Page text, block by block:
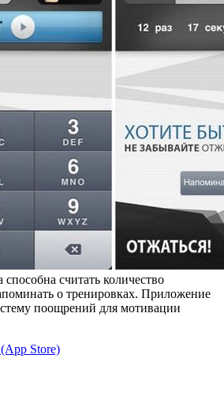
считать количество
о тренировках. Приложение
поощрений для мотивации
Store)